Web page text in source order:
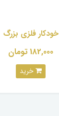
خودکار فلزی بزرگ
182,000 تومان
خرید